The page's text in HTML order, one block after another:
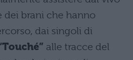
dei brani che hanno
dai singoli di
alle tracce del